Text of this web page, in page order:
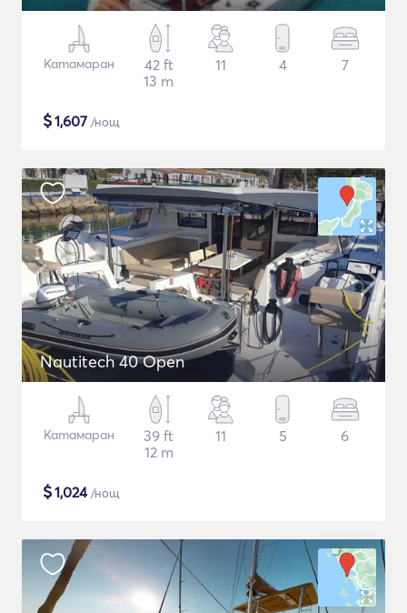
Катамаран
42 ft
13 m
11 4 7
$1,607 /нощ
Nautitech 40 Open
Катамаран
39 ft
12 m
11 5 6
$1,024/нощ